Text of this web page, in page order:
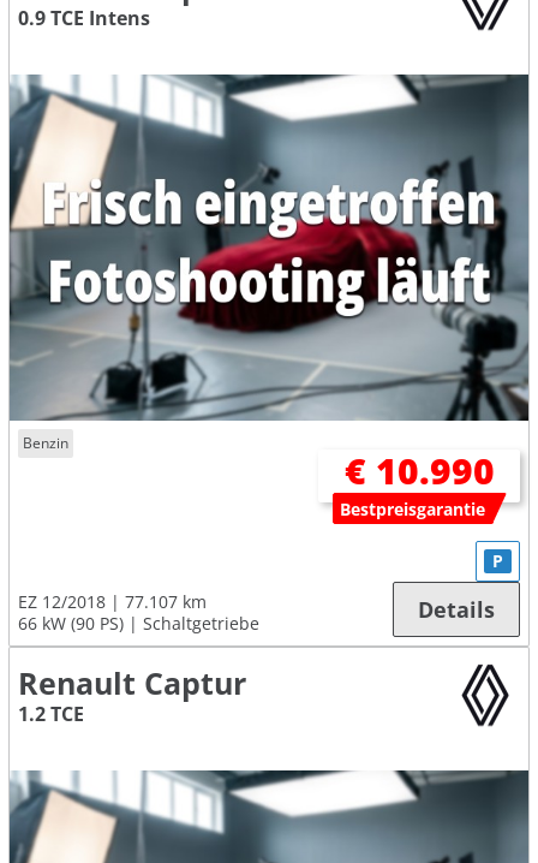
0.9 TCE Intens
Benzin
€ 10.990
Bestpreisgarantie
EZ 12/2018
77.107 km
66 kW (90 PS)
Schaltgetriebe
P
Details
Renault Captur
1.2 TCE